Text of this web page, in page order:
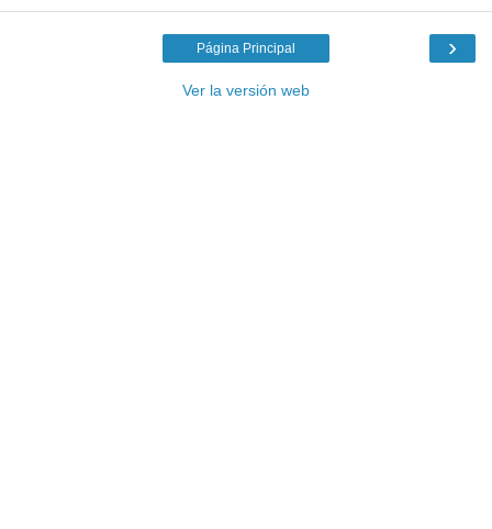
›
Página Principal
Ver la versión web